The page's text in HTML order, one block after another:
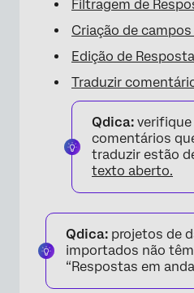
Filtragem de
Criação de
Edição de
Traduzir
Qdica: verifique
comentários
traduzir estão
texto aberto.
Qdica: projetos de
importados não
“Respostas em